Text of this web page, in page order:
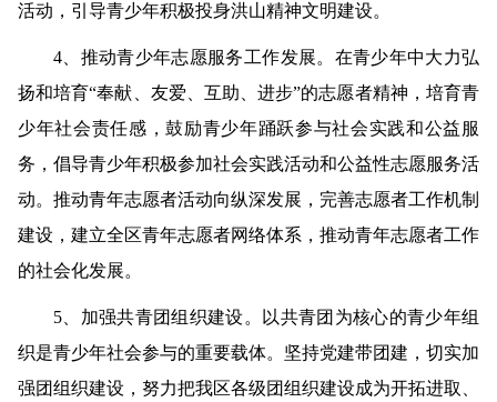
活动，引导青少年积极投身洪山精神文明建设。
4 、推动青少年志愿服务工作发展。 在青少年中大力弘
扬和培育“奉献、友爱、互助、进步”的志愿者精神，培育青
少年社会责任感，鼓励青少年踊跃参与社会实践和公益服
务，倡导青少年积极参加社会实践活动和公益性志愿服务活
动。推动青年志愿者活动向纵深发展，完善志愿者工作机制
建设，建立全区青年志愿者网络体系，推动青年志愿者工作
的社会化发展。
5 、加强共青团组织建设。
以共青团为核心的青少年组
织是青少年社会参与的重要载体。坚持党建带团建，切实加
强团组织建设，努力把我区各级团组织建设成为开拓进取、